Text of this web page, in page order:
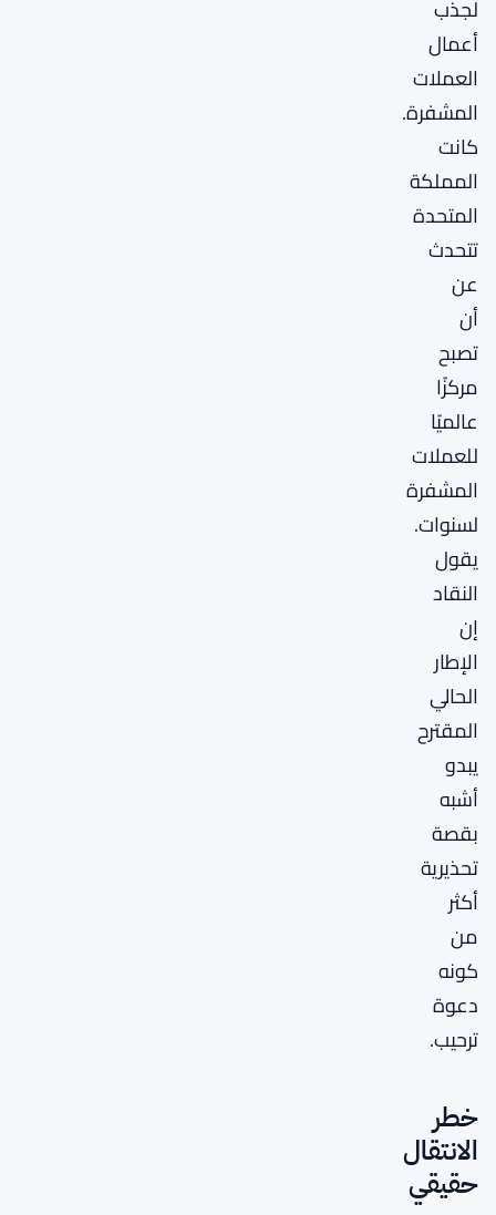
لجذب
أعمال
العملات
المشفرة.
كانت
المملكة
المتحدة
تتحدث
عن
أن
تصبح
مركزًا
عالميًا
للعملات
المشفرة
لسنوات.
يقول
النقاد
إن
الإطار
الحالي
المقترح
يبدو
أشبه
بقصة
تحذيرية
أكثر
من
كونه
دعوة
ترحيب.
خطر
الانتقال
حقيقي